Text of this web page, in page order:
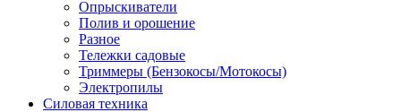
Опрыскиватели
Полив и орошение
Разное
Тележки садовые
Триммеры (Бензокосы/Мотокосы)
Электропилы
Силовая техника